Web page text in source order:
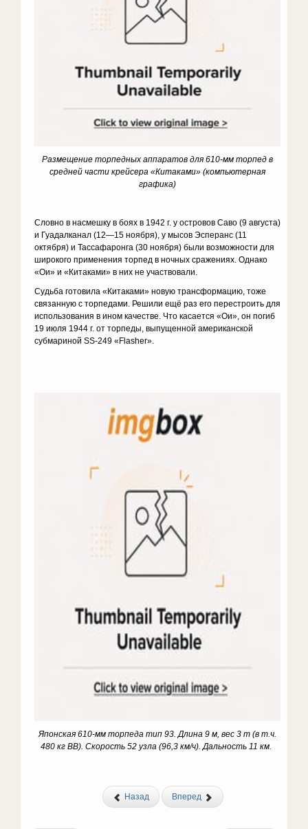
Размещение торпедных аппаратов для 610-мм торпед в
средней части крейсера «Китаками» (компьютерная
графика)
Словно в насмешку в боях в 1942 г. у островов Саво (9 августа)
и Гуадалканал (12—15 ноября), у мысов Эсперанс (11
октября) и Тассафаронга (30 ноября) были возможности для
широкого применения торпед в ночных сражениях. Однако
«Ои» и «Китаками» в них не участвовали.
Судьба готовила «Китаками» новую трансформацию, тоже
связанную с торпедами. Решили ещё раз его перестроить для
использования в ином качестве. Что касается «Ои», он погиб
19 июля 1944 г. от торпеды, выпущенной американской
субмариной SS-249 «Flasher».
Японская 610-мм торпеда тип 93. Длина 9 м, вес 3 т (в т.ч.
480 кг ВВ). Скорость 52 узла (96,3 км/ч). Дальность 11 км.
Назад Вперед